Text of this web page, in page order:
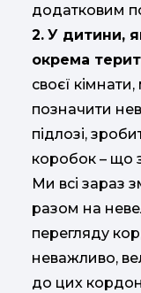
додатковим
2. У дитини,
окрема
своєї
позначити
підлозі,
коробок – що
Ми всі зараз
разом на
перегляду
неважливо,
до цих